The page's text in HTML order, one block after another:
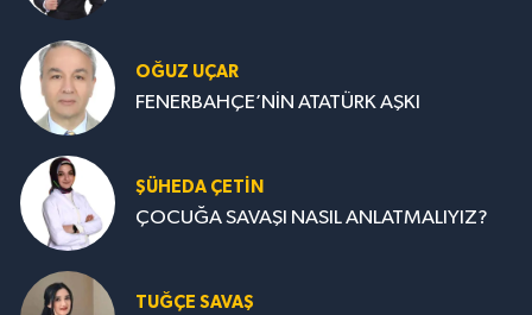
OĞUZ UÇAR
FENERBAHÇE’NİN ATATÜRK AŞKI
ŞÜHEDA ÇETİN
ÇOCUĞA SAVAŞI NASIL ANLATMALIYIZ?
TUĞÇE SAVAŞ